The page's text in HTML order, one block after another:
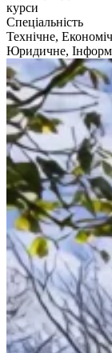
курси
Спеціальність
Технічне,
Юридичне,